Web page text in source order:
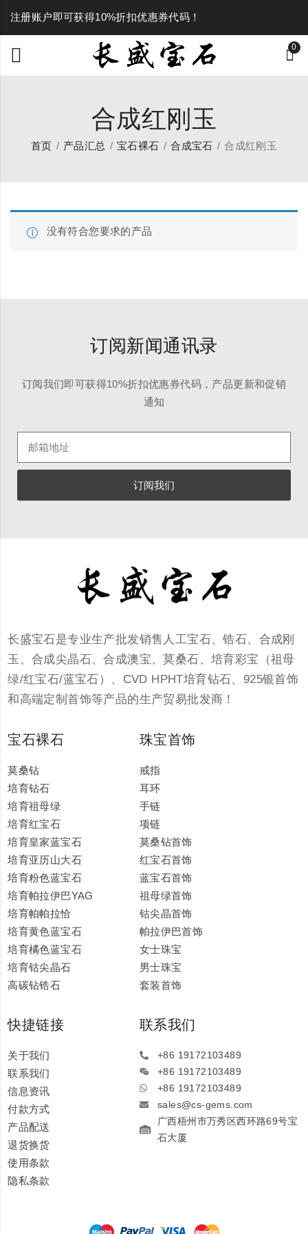
注册账户即可获得10%折扣优惠券代码！
0
合成红刚玉
首页 产品汇总 宝石裸石 合成宝石 合成红刚玉
没有符合您要求的产品
订阅新闻通讯录
订阅我们即可获得10%折扣优惠券代码，产品更新和促销
通知
订阅我们
长盛宝石是专业生产批发销售人工宝石、锆石、合成刚
玉、合成尖晶石、合成澳宝、莫桑石、培育彩宝（祖母
绿/红宝石/蓝宝石）、CVD HPHT培育钻石、925银首饰
和高端定制首饰等产品的生产贸易批发商！
宝石裸石
莫桑钻
培育钻石
培育祖母绿
培育红宝石
培育皇家蓝宝石
培育亚历山大石
培育粉色蓝宝石
培育帕拉伊巴YAG
培育帕帕拉恰
培育黄色蓝宝石
培育橘色蓝宝石
培育钴尖晶石
高碳钻锆石
珠宝首饰
戒指
耳环
手链
项链
莫桑钻首饰
红宝石首饰
蓝宝石首饰
祖母绿首饰
钴尖晶首饰
帕拉伊巴首饰
女士珠宝
男士珠宝
套装首饰
快捷链接
关于我们
联系我们
信息资讯
付款方式
产品配送
退货换货
使用条款
隐私条款
联系我们
+86 19172103489
+86 19172103489
+86 19172103489
sales@cs-gems.com
广西梧州市万秀区西环路69号宝
石大厦